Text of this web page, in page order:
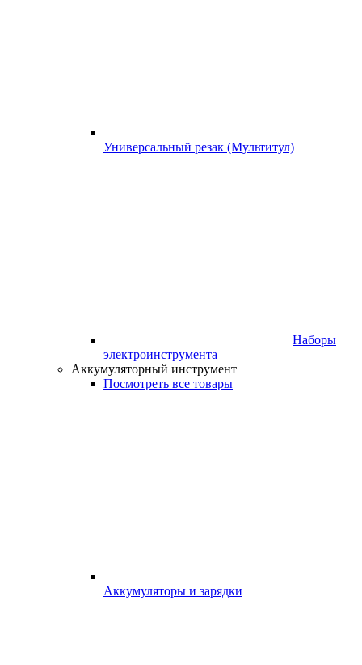
Универсальный резак (Мультитул)
Наборы
электроинструмента
Аккумуляторный инструмент
Посмотреть все товары
Аккумуляторы и зарядки